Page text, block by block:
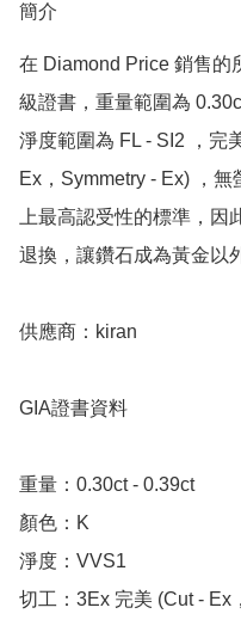
簡介
在 Diamond Price 銷售的
級證書，重量範圍為
淨度範圍為 FL - SI2 ，完
Ex，Symmetry - Ex) ，
上最高認受性的標準，因
退換，讓鑽石成為黃金以
供應商：kiran
GIA證書資料
重量：0.30ct - 0.39ct
顏色：K
淨度：VVS1
切工：3Ex 完美 (Cut - Ex